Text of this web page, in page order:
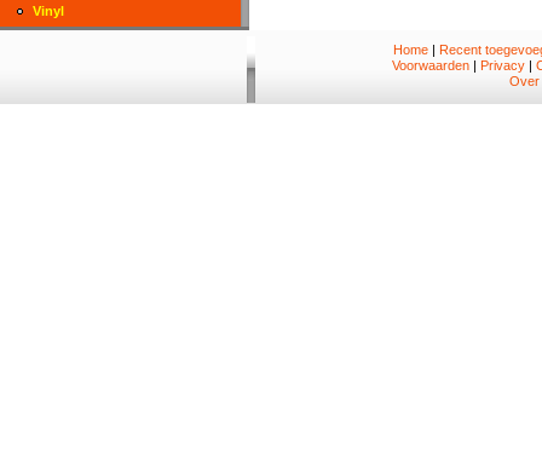
Vinyl
Home|
Recent
Voorwaarden
Privacy
Over